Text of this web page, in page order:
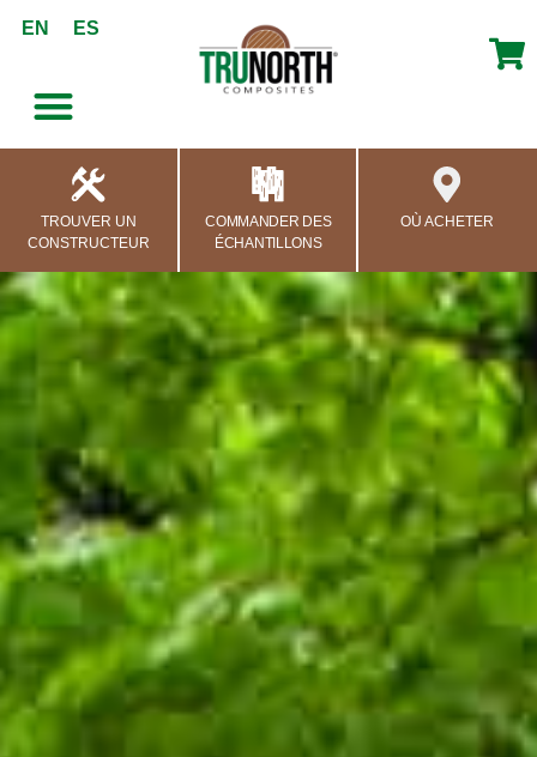
principal
EN ES
TROUVER UN
CONSTRUCTEUR
COMMANDER DES
ÉCHANTILLONS
OÙ ACHETER